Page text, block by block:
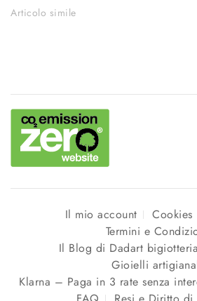
Articolo simile
Il mio account Cookies
Termini e
Il Blog di Dadart
Gioielli
Klarna – Paga in 3 rate senza